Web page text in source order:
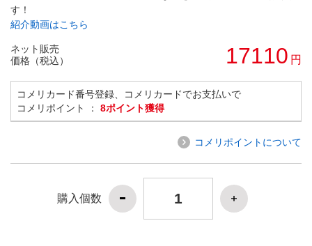
す！
紹介動画はこちら
ネット販売
価格（税込）
17110 円
コメリカード番号登録、コメリカードでお支払いで
コメリポイント ： 8ポイント獲得
コメリポイントについて
購入個数